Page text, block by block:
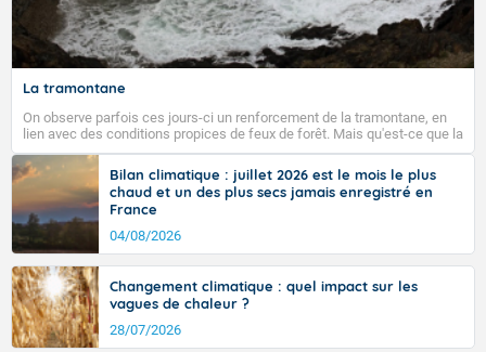
Fermer
La tramontane
On observe parfois ces jours-ci un renforcement de la tramontane, en
lien avec des conditions propices de feux de forêt. Mais qu'est-ce que la
tramontane ? Quelles sont ses caractéristiques ? La tramontane est un
vent turbulent soufflant de secteur nord-ouest à nord, ou ouest à nord-
ouest, dans un secteur qui part du Roussillon à la vallée de l’Aude et à
l’ouest de l’Hérault. L’étymologie de ce vent vient du latin trasmontanus,
signifiant au-delà des monts, en allusion aux régions montagneuses
d’où provient ce vent.
Bilan climatique : juillet 2026 est le mois le plus
chaud et un des plus secs jamais enregistré en
France
04/08/2026
Changement climatique : quel impact sur les
vagues de chaleur ?
28/07/2026